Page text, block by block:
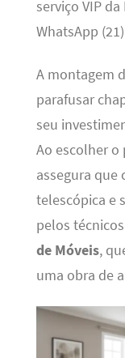
serviço VIP
WhatsApp
A montagem
parafusar
seu
Ao escolher o
assegura que
telescópica e
pelos
de Móveis,
uma obra de